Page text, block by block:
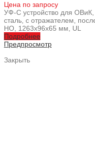
Цена по запросу
УФ-С устройство для
сталь, с отражателем,
HO, 1263x96x65 мм, UL
Подробнее
Предпросмотр
Закрыть